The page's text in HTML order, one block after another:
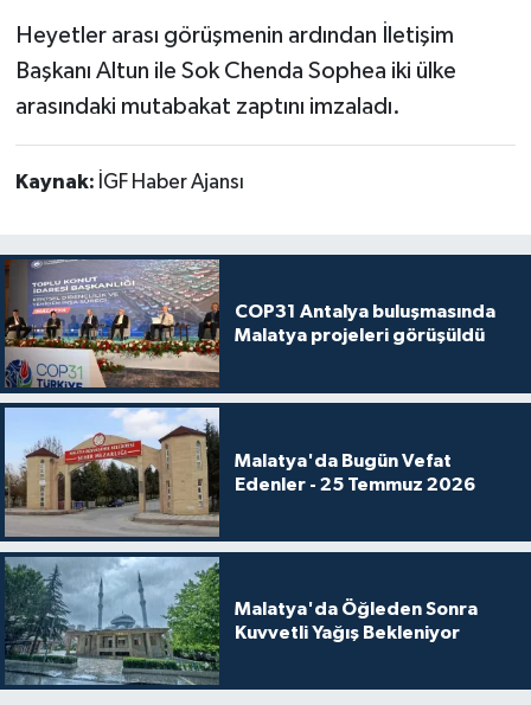
Heyetler arası görüşmenin ardından İletişim
Başkanı Altun ile Sok Chenda Sophea iki ülke
arasındaki mutabakat zaptını imzaladı.
Kaynak: İGF Haber Ajansı
COP31 Antalya buluşmasında
Malatya projeleri görüşüldü
Malatya'da Bugün Vefat
Edenler - 25 Temmuz 2026
Malatya'da Öğleden Sonra
Kuvvetli Yağış Bekleniyor